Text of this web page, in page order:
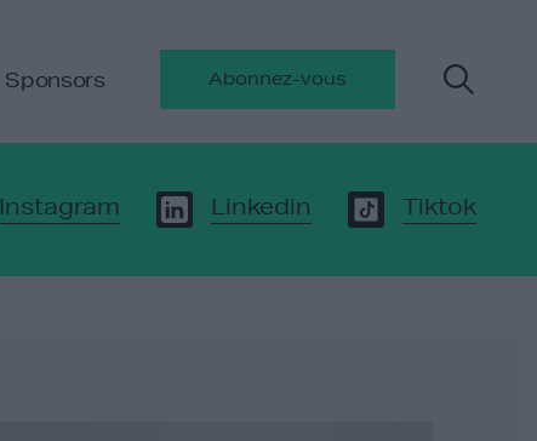
Sponsors Abonnez-vous
Instagram Linkedin Tiktok